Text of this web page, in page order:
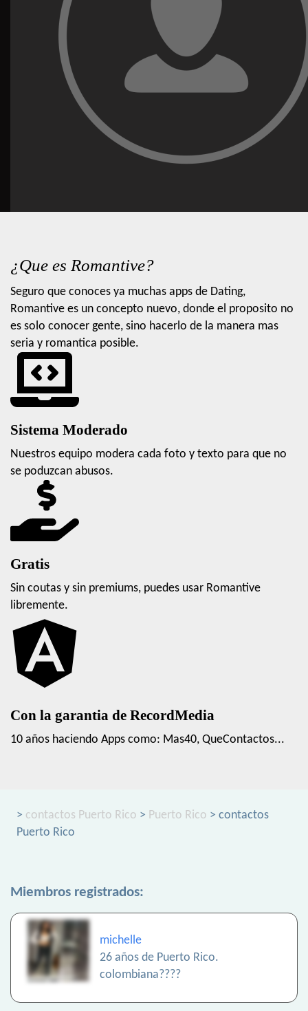
¿Que es Romantive?
Seguro que conoces ya muchas apps de Dating,
Romantive es un concepto nuevo, donde el proposito no
es solo conocer gente, sino hacerlo de la manera mas
seria y romantica posible.
Sistema Moderado
Nuestros equipo modera cada foto y texto para que no
se poduzcan abusos.
Gratis
Sin coutas y sin premiums, puedes usar Romantive
libremente.
Con la garantia de RecordMedia
10 años haciendo Apps como: Mas40, QueContactos...
> contactos Puerto Rico > Puerto Rico > contactos
Puerto Rico
Miembros registrados:
michelle
26 años de Puerto Rico.
colombiana????